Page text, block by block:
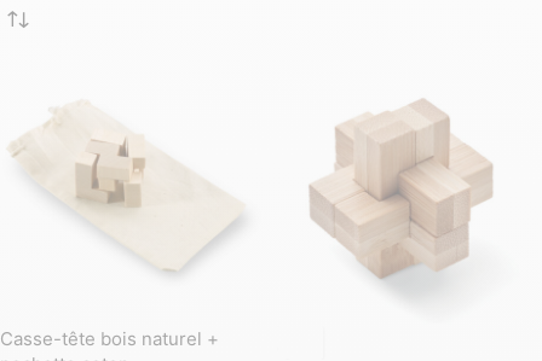
Casse-tête bois naturel +